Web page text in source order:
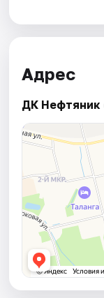
Адрес
ДК Нефтяник